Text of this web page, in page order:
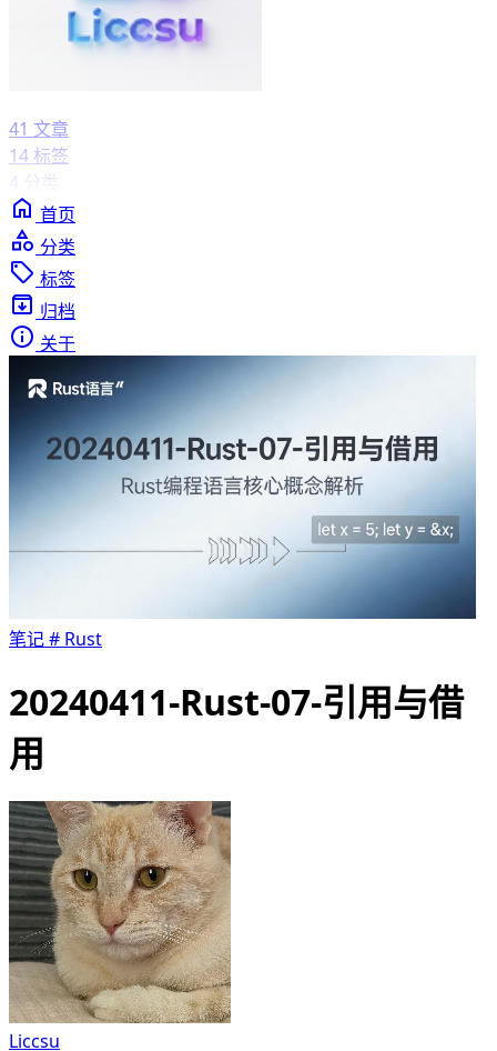
41 文章
14 标签
4 分类
首页
分类
标签
归档
关于
笔记# Rust
20240411-Rust-07-引用与借
用
Liccsu